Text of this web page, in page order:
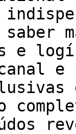
e
e